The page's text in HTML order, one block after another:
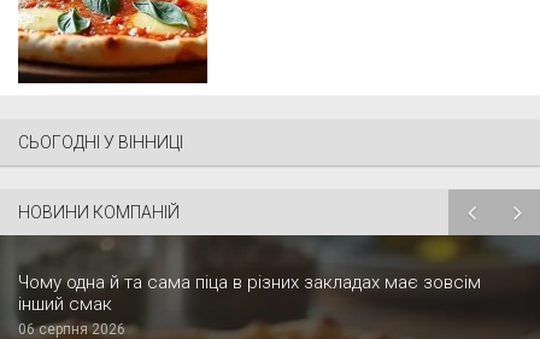
СЬОГОДНІ У ВІННИЦІ
НОВИНИ КОМПАНІЙ
Чому одна й та сама піца в різних закладах має зовсім
інший смак
06 серпня 2026